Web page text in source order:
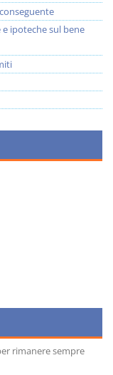
ipoteche sul bene
rimanere sempre